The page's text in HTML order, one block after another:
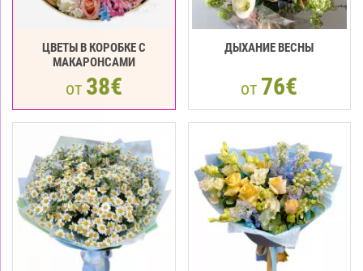
ЦВЕТЫ В КОРОБКЕ С
МАКАРOНCАМИ
от 38€
ДЫХАНИЕ ВЕСНЫ
от 76€